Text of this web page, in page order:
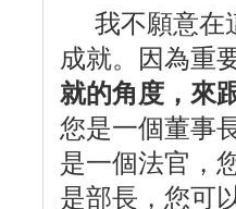
我不願意在
成就。因為重
就的角度，來
您是一個董事
是一個法官，
是部長，您可